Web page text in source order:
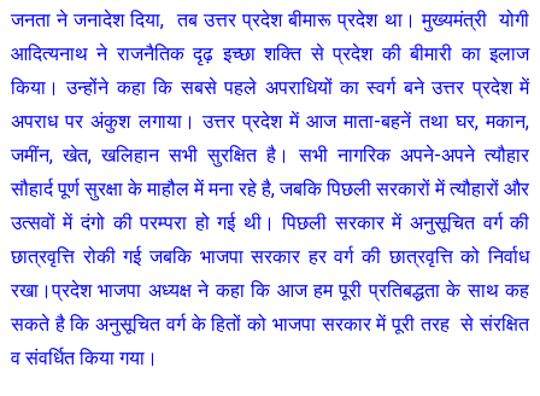
जनता ने जनादेश दिया, तब उत्तर प्रदेश बीमारू प्रदेश था। मुख्यमंत्री योगी
आदित्यनाथ ने राजनैतिक दृढ़ इच्छा शक्ति से प्रदेश की बीमारी का इलाज
किया। उन्होंने कहा कि सबसे पहले अपराधियों का स्वर्ग बने उत्तर प्रदेश में
अपराध पर अंकुश लगाया। उत्तर प्रदेश में आज माता-बहनें तथा घर, मकान,
जमींन, खेत, खलिहान सभी सुरक्षित है। सभी नागरिक अपने-अपने त्यौहार
सौहार्द पूर्ण सुरक्षा के माहौल में मना रहे है, जबकि पिछली सरकारों में त्यौहारों और
उत्सवों में दंगो की परम्परा हो गई थी। पिछली सरकार में अनुसूचित वर्ग की
छात्रवृत्ति रोकी गई जबकि भाजपा सरकार हर वर्ग की छात्रवृत्ति को निर्वाध
रखा।प्रदेश भाजपा अध्यक्ष ने कहा कि आज हम पूरी प्रतिबद्धता के साथ कह
सकते है कि अनुसूचित वर्ग के हितों को भाजपा सरकार में पूरी तरह से संरक्षित
व संवर्धित किया गया।